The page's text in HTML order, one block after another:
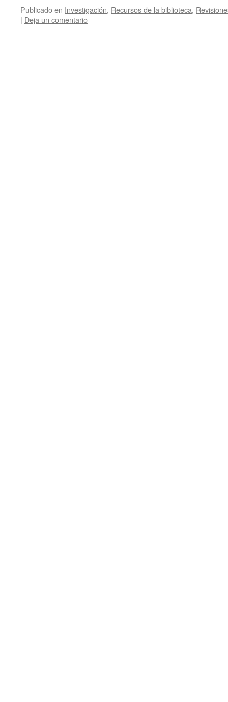
Publicado en Investigación, Recursos de la biblioteca,
| Deja un comentario